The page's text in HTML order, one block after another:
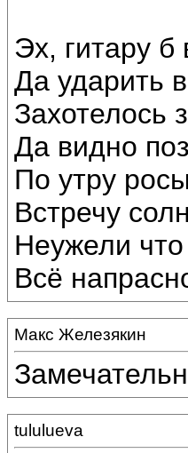
Эх, гитару б
Да ударить
Захотелось
Да видно
По утру
Встречу
Неужели что
Всё
Макс Железякин
tululueva